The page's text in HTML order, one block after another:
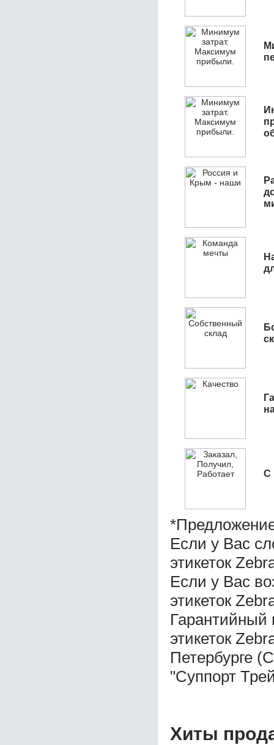
С
Если у Вас
этикеток
Если у Вас
этикеток
Гарантийный
этикеток
Петербурге
"Суппорт
Хиты